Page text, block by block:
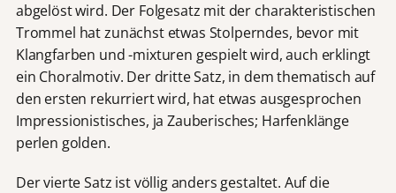
abgelöst wird. Der Folgesatz mit der charakteristischen
Trommel hat zunächst etwas Stolperndes, bevor mit
Klangfarben und -mixturen gespielt wird, auch erklingt
ein Choralmotiv. Der dritte Satz, in dem thematisch auf
den ersten rekurriert wird, hat etwas ausgesprochen
Impressionistisches, ja Zauberisches; Harfenklänge
perlen golden.
Der vierte Satz ist völlig anders gestaltet. Auf die